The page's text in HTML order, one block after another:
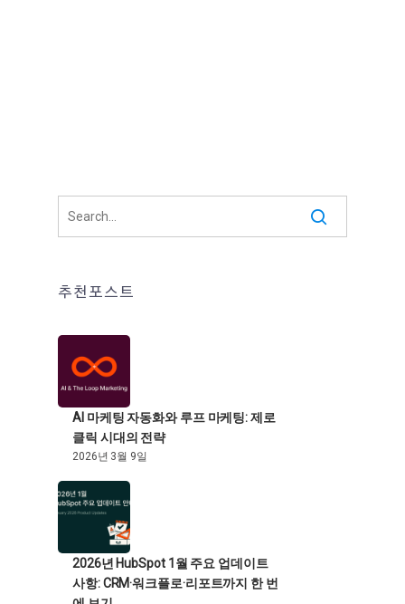
추천포스트
AI 마케팅 자동화와 루프 마케팅: 제로
클릭 시대의 전략
2026년 3월 9일
2026년 HubSpot 1월 주요 업데이트
사항: CRM·워크플로·리포트까지 한 번